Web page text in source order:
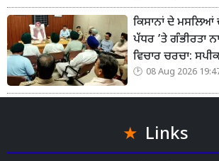
ਕਿਸਾਨਾਂ ਦੇ
ਪੱਧਰ ’ਤੇ ਗੰਭੀਰਤਾ
ਵਿਚਾਰ ਚਰਚਾ:
08 Aug 2026
Links